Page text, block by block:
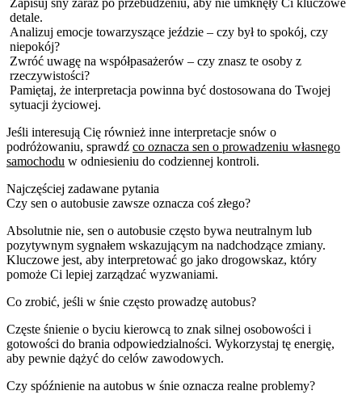
detale.
Analizuj emocje towarzyszące jeździe – czy był to spokój, czy
niepokój?
Zwróć uwagę na współpasażerów – czy znasz te osoby z
rzeczywistości?
Pamiętaj, że interpretacja powinna być dostosowana do Twojej
sytuacji życiowej.
Jeśli interesują Cię również inne interpretacje snów o
podróżowaniu, sprawdź co oznacza sen o prowadzeniu własnego
samochodu w odniesieniu do codziennej kontroli.
Najczęściej zadawane pytania
Czy sen o autobusie zawsze oznacza coś złego?
Absolutnie nie, sen o autobusie często bywa neutralnym lub
pozytywnym sygnałem wskazującym na nadchodzące zmiany.
Kluczowe jest, aby interpretować go jako drogowskaz, który
pomoże Ci lepiej zarządzać wyzwaniami.
Co zrobić, jeśli w śnie często prowadzę autobus?
Częste śnienie o byciu kierowcą to znak silnej osobowości i
gotowości do brania odpowiedzialności. Wykorzystaj tę energię,
aby pewnie dążyć do celów zawodowych.
Czy spóźnienie na autobus w śnie oznacza realne problemy?